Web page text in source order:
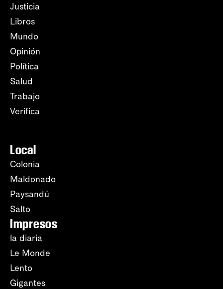
Justicia
Libros
Mundo
Opinión
Política
Salud
Trabajo
Verifica
Local
Colonia
Maldonado
Paysandú
Salto
Impresos
la diaria
Le Monde
Lento
Gigantes